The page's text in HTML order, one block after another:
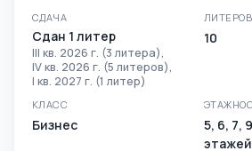
СДАЧА
Сдан 1 литер
III кв. 2026 г. (3 литера),
IV кв. 2026 г. (5 литеров),
I кв. 2027 г. (1 литер)
ЛИТЕРОВ
10
КЛАСС
Бизнес
5, 6, 7,
этажей